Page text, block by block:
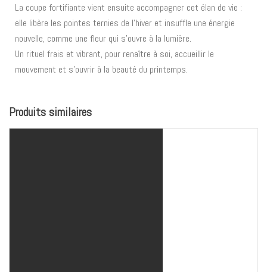
La coupe fortifiante vient ensuite accompagner cet élan de vie :
elle libère les pointes ternies de l’hiver et insuffle une énergie
nouvelle, comme une fleur qui s’ouvre à la lumière.
Un rituel frais et vibrant, pour renaître à soi, accueillir le
mouvement et s’ouvrir à la beauté du printemps.
Produits similaires